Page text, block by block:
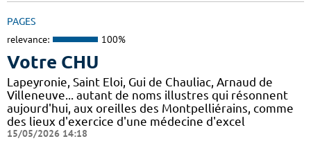
PAGES
relevance: 100%
Votre CHU
Lapeyronie, Saint Eloi, Gui de Chauliac, Arnaud de
Villeneuve... autant de noms illustres qui résonnent
aujourd'hui, aux oreilles des Montpelliérains, comme
des lieux d'exercice d'une médecine d'excel
15/05/2026 14:18